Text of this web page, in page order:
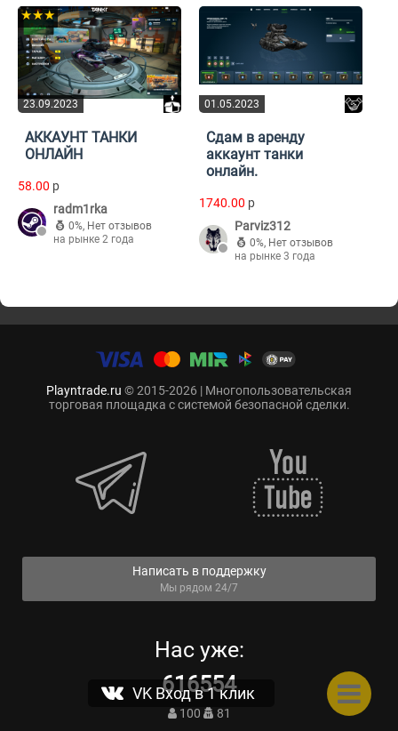
23.09.2023
★★★
АККАУНТ ТАНКИ
ОНЛАЙН
58.00 p
radm1rka
0%, Нет отзывов
на рынке 2 года
01.05.2023
Сдам в аренду
аккаунт танки
онлайн.
1740.00 p
Parviz312
0%, Нет отзывов
на рынке 3 года
Playntrade.ru © 2015-2026 | Многопользовательская
торговая площадка с системой безопасной сделки.
Написать в поддержку
Мы рядом 24/7
Нас уже:
616554
100 81
VK Вход в 1 клик